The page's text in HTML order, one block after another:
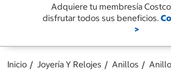
Adquiere tu membresía
disfrutar todos sus beneficios.
>
Inicio Joyería Y Relojes Anillos